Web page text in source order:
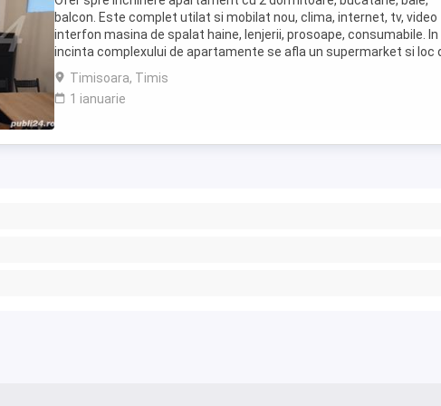
balcon. Este complet utilat si mobilat nou, clima, internet, tv, video
interfon masina de spalat haine, lenjerii, prosoape, consumabile. In
incinta complexului de apartamente se afla un supermarket si loc
joaca pentru copii. Apartamentul ...
Timisoara, Timis
1 ianuarie